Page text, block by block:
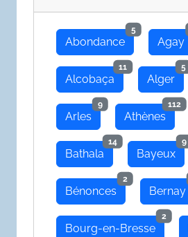
Abondance
5
Agay
Alcobaça
11
Alger
5
Arles
9
Athènes
112
Bathala
14
Bayeux
9
Bénonces
2
Bernay
Bourg-en-Bresse
2